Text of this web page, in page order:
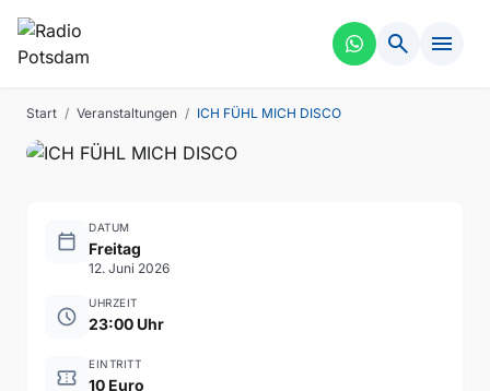
search menu
Start / Veranstaltungen / ICH FÜHL MICH DISCO
PARTY
ICH FÜHL MICH DISCO
calendar_today
DATUM
Freitag
12. Juni 2026
schedule
UHRZEIT
23:00 Uhr
confirmation_number
EINTRITT
10 Euro